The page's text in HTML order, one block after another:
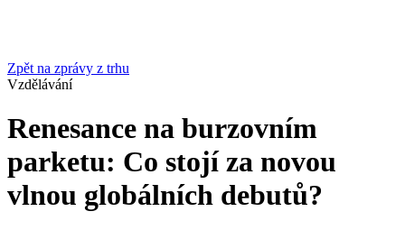
Zpět na zprávy z trhu
Vzdělávání
Renesance na burzovním
parketu: Co stojí za novou
vlnou globálních debutů?